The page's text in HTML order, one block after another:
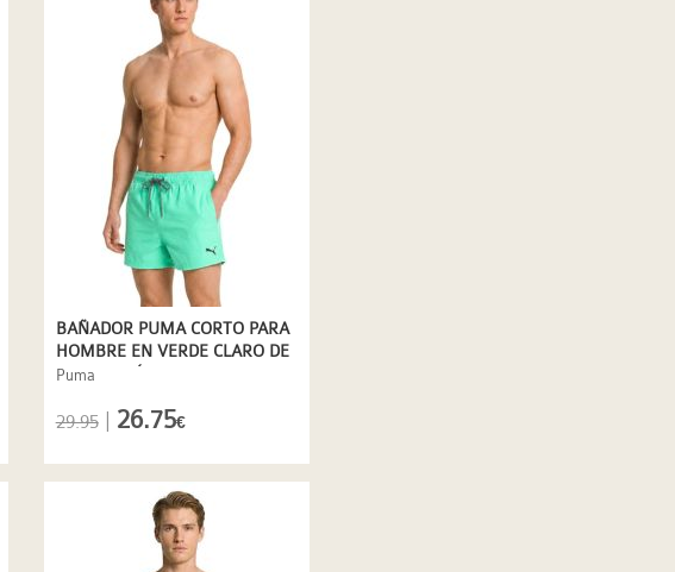
BAÑADOR PUMA CORTO PARA
HOMBRE EN VERDE CLARO DE
SECADO RÁPIDO
Puma
29.95| 26.75€